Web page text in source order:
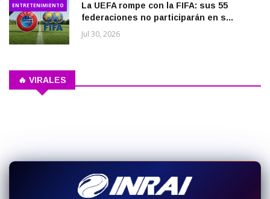
ENTRETENIMIENTO
La UEFA rompe con la FIFA: sus 55
federaciones no participarán en s...
Jul 30, 2026
🔥 VIRALES